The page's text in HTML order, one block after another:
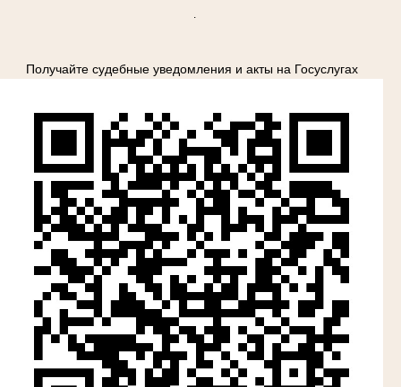
Получайте судебные уведомления и акты на Госуслугах